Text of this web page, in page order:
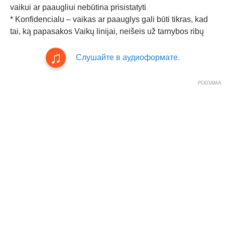
vaikui ar paaugliui nebūtina prisistatyti
* Konfidencialu – vaikas ar paauglys gali būti tikras, kad
tai, ką papasakos Vaikų linijai, neišeis už tarnybos ribų
Слушайте в аудиоформате.